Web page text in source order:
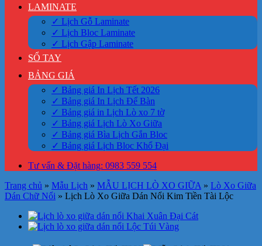
LAMINATE
✓ Lịch Gỗ Laminate
✓ Lịch Bloc Laminate
✓ Lịch Gập Laminate
SỔ TAY
BẢNG GIÁ
✓ Bảng giá In Lịch Tết 2026
✓ Bảng giá In Lịch Để Bàn
✓ Bảng giá in Lịch Lò xo 7 tờ
✓ Bảng giá Lịch Lò Xo Giữa
✓ Bảng giá Bìa Lịch Gắn Bloc
✓ Bảng giá Lịch Bloc Khổ Đại
Tư vấn & Đặt hàng: 0983 559 554
Trang chủ » Mẫu Lịch » MẪU LỊCH LÒ XO GIỮA » Lò Xo Giữa
Dán Chữ Nổi » Lịch Lò Xo Giữa Dán Nổi Kim Tiền Tài Lộc